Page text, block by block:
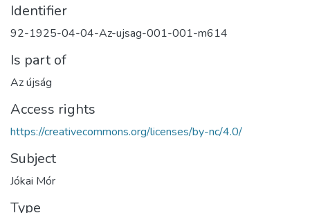
Identifier
92-1925-04-04-Az-ujsag-001-001-m614
Is part of
Az újság
Access rights
https://creativecommons.org/licenses/by-nc/4.0/
Subject
Jókai Mór
Type